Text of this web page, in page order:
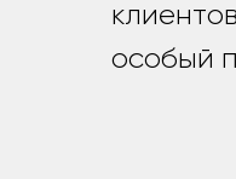
особый